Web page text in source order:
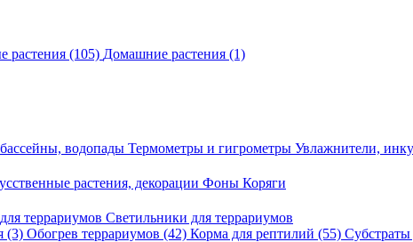
растения (105) Домашние растения (1)
водопады Термометры и гигрометры Увлажнители,
растения, декорации Фоны Коряги
террариумов Светильники для террариумов
(3) Обогрев террариумов (42) Корма для рептилий (55) Субстраты